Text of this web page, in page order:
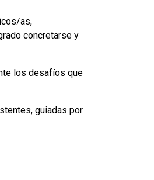
as,
concretarse y
los desafíos que
guiadas por